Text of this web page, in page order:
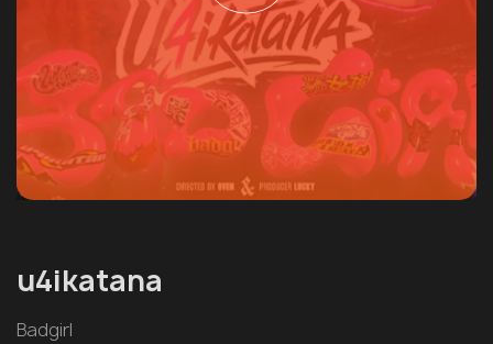
u4ikatana
Badgirl